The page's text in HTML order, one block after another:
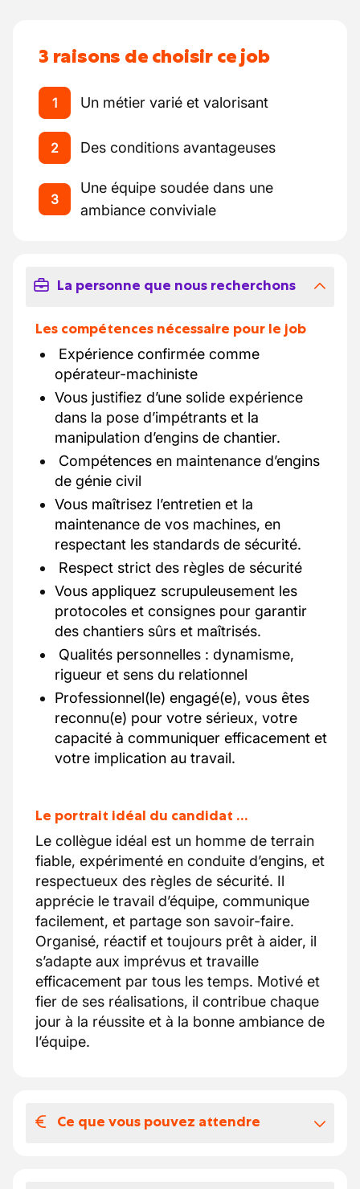
3 raisons de choisir ce job
1 Un métier varié et valorisant
2 Des conditions avantageuses
3
Une équipe soudée dans une
ambiance conviviale
La personne que nous recherchons
Les compétences nécessaire pour le job
​ Expérience confirmée comme
opérateur-machiniste
Vous justifiez d’une solide expérience
dans la pose d’impétrants et la
manipulation d’engins de chantier.
​ Compétences en maintenance d’engins
de génie civil
Vous maîtrisez l’entretien et la
maintenance de vos machines, en
respectant les standards de sécurité.
​ Respect strict des règles de sécurité
Vous appliquez scrupuleusement les
protocoles et consignes pour garantir
des chantiers sûrs et maîtrisés.
​ Qualités personnelles : dynamisme,
rigueur et sens du relationnel
Professionnel(le) engagé(e), vous êtes
reconnu(e) pour votre sérieux, votre
capacité à communiquer efficacement et
votre implication au travail.
Le portrait idéal du candidat …
Le collègue idéal est un homme de terrain
fiable, expérimenté en conduite d’engins, et
respectueux des règles de sécurité. Il
apprécie le travail d’équipe, communique
facilement, et partage son savoir-faire.
Organisé, réactif et toujours prêt à aider, il
s’adapte aux imprévus et travaille
efficacement par tous les temps. Motivé et
fier de ses réalisations, il contribue chaque
jour à la réussite et à la bonne ambiance de
l’équipe.
Ce que vous pouvez attendre